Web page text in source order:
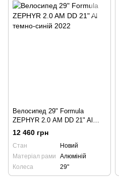
Велосипед 29" Formula
ZEPHYR 2.0 AM DD 21" Al
темно-синій 2022
12 460 грн
Стан
Новий
Матеріал рами
Алюміній
Колеса
29"